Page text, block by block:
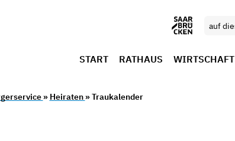
START RATHAUS WIRTSCHAFT
» Heiraten » Traukalender